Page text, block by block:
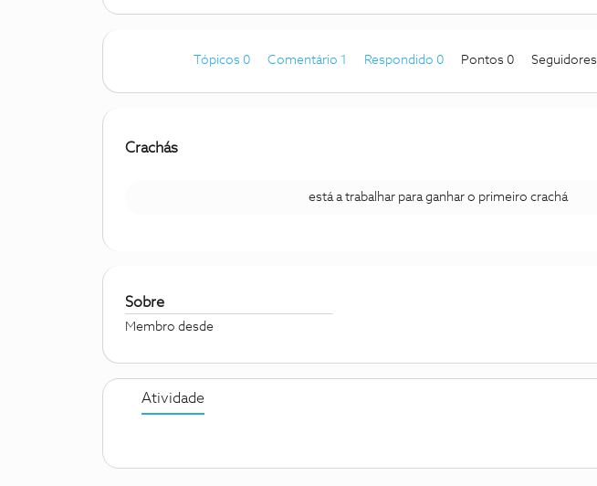
Tópicos 0 Comentário 1 Respondido 0 Pontos 0 Seguidores
Crachás
está a trabalhar para ganhar o primeiro crachá
Sobre
Membro desde
Atividade